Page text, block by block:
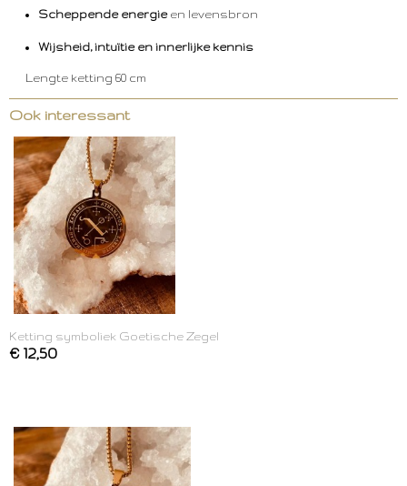
Scheppende energieen levensbron
Wijsheid, intuïtie en innerlijke kennis
Lengte ketting 60 cm
Ook interessant
Ketting symboliek Goetische Zegel
€ 12,50